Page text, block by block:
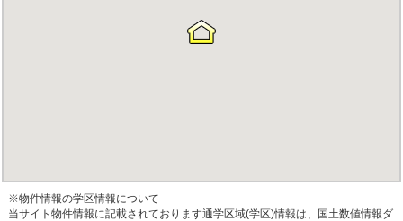
※物件情報の学区情報について
当サイト物件情報に記載されております通学区域(学区)情報は、国土数値情報ダ